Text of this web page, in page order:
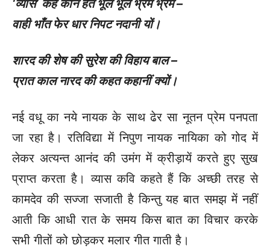
‘व्यास’ कहैं कौन हेत भूल भूल भ्रम भ्रम –
वाही भाँत फेर धार निपट नदानी यों।
शारद की शेष की सुरेश की विहाय बाल –
प्रात काल नारद की कहत कहानीं क्यों।
नई वधू का नये नायक के साथ ढेर सा नूतन प्रेम पनपता
जा रहा है। रतिविद्या में निपुण नायक नायिका को गोद में
लेकर अत्यन्त आनंद की उमंग में क्रीड़ायें करते हुए सुख
प्राप्त करता है। व्यास कवि कहते हैं कि अच्छी तरह से
कामदेव की सज्जा सजाती है किन्तु यह बात समझ में नहीं
आती कि आधी रात के समय किस बात का विचार करके
सभी गीतों को छोड़कर मलार गीत गाती है।